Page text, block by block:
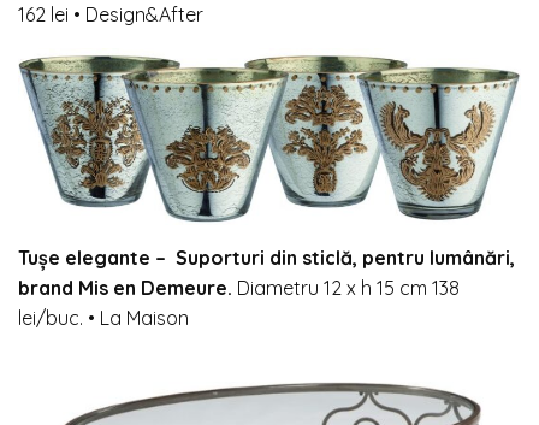
162 lei • Design&After
Tușe elegante – Suporturi din sticlă, pentru lumânări,
brand Mis en Demeure. Diametru 12 x h 15 cm 138
lei/buc. • La Maison